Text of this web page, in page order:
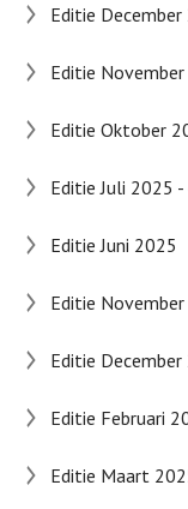
Editie December
Editie
Editie Oktober
Editie Juli 2025
Editie Juni 2025
Editie
Editie
Editie Februari
Editie Maart